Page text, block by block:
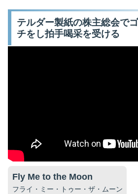
テルダー製紙の株主総会で
チをし拍手喝采を受ける
Fly Me to the Moon
フライ・ミー・トゥー・ザ・ムーン